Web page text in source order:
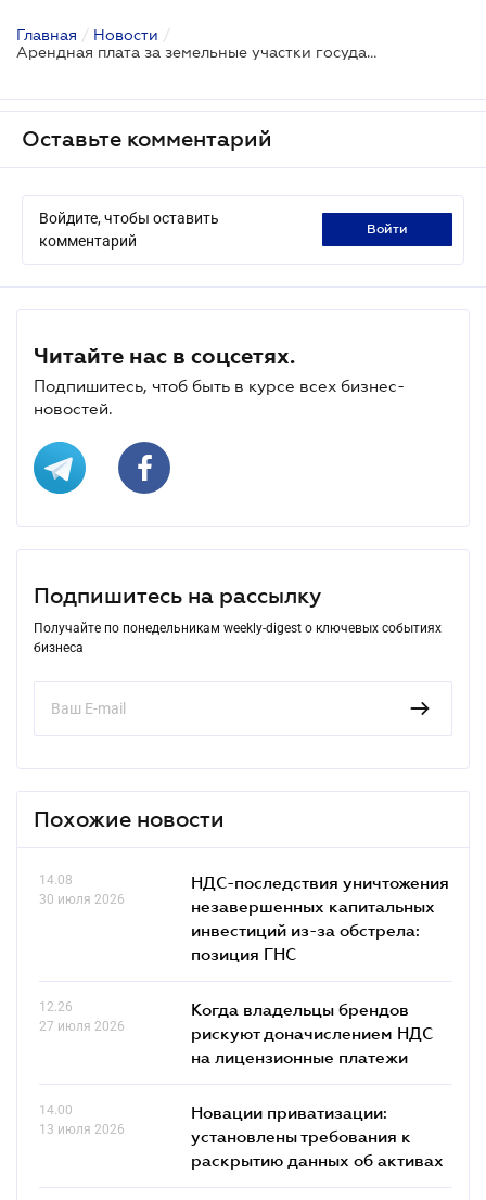
Главная / Новости /
Арендная плата за земельные участки государственной и коммунальной собственности
Оставьте комментарий
Войдите, чтобы оставить
комментарий
войти
Читайте нас в соцсетях.
Подпишитесь, чтоб быть в курсе всех бизнес-
новостей.
Подпишитесь на рассылку
Получайте по понедельникам weekly-digest о ключевых событиях
бизнеса
Похожие новости
14.08
30 июля 2026
НДС-последствия уничтожения
незавершенных капитальных
инвестиций из-за обстрела:
позиция ГНС
12.26
27 июля 2026
Когда владельцы брендов
рискуют доначислением НДС
на лицензионные платежи
14.00
13 июля 2026
Новации приватизации:
установлены требования к
раскрытию данных об активах